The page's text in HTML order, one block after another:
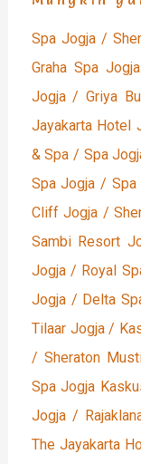
Spa Jogja /
Graha Spa
Jogja / Griya
Jayakarta Hotel
& Spa / Spa
Spa Jogja /
Cliff Jogja /
Sambi Resort
Jogja / Royal
Jogja / Delta
Tilaar Jogja /
/ Sheraton
Spa Jogja
Jogja /
The Jayakarta